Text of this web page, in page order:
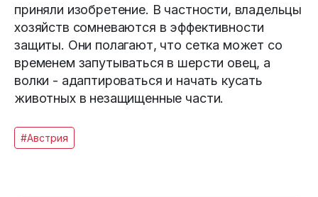
приняли изобретение. В частности, владельцы
хозяйств сомневаются в эффективности
защиты. Они полагают, что сетка может со
временем запутываться в шерсти овец, а
волки - адаптироваться и начать кусать
животных в незащищенные части.
#Австрия